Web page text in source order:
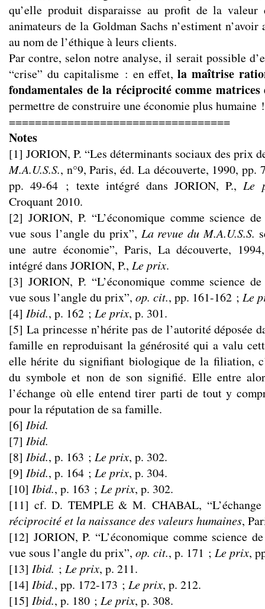
qu’elle produit disparaisse au profit de la valeur
animateurs de la Goldman Sachs n’estiment
au nom de l’éthique à leurs clients.
Par contre, selon notre analyse, il serait possible
“crise” du capitalisme : en effet,la maîtrise
fondamentales de la réciprocité comme
permettre de construire une économie plus humaine !
==================================
Notes
[1] JORION, P. “Les déterminants sociaux des prix
M.A.U.S.S., n°9, Paris, éd. La découverte, 1990, pp.
pp. 49-64 ; texte intégré dans JORION, P.,Le
Croquant 2010.
[2] JORION, P. “L’économique comme science
vue sous l’angle du prix”, La revue du M.A.U.S.S.
une autre économie”, Paris, La découverte,
intégré dans JORION, P., Le prix.
[3] JORION, P. “L’économique comme science
vue sous l’angle du prix”, op. cit., pp. 161-162 ; Le
[4] Ibid., p. 162 ; Le prix, p. 301.
[5] La princesse n’hérite pas de l’autorité déposée
famille en reproduisant la générosité qui a valu
elle hérite du signifiant biologique de la filiation,
du symbole et non de son signifié. Elle entre
l’échange où elle entend tirer parti de tout y
pour la réputation de sa famille.
[6] Ibid.
[7] Ibid.
[8] Ibid., p. 163 ; Le prix, p. 302.
[9] Ibid., p. 164 ; Le prix, p. 304.
[10] Ibid., p. 163 ; Le prix, p. 302.
[11] cf. D. TEMPLE & M. CHABAL,
réciprocité et la naissance des valeurs humaines,
[12] JORION, P. “L’économique comme science
vue sous l’angle du prix”, op. cit., p. 171 ; Le prix,
[13] Ibid. ; Le prix, p. 211.
[14] Ibid., pp. 172-173 ; Le prix, p. 212.
[15] Ibid., p. 180 ; Le prix, p. 308.